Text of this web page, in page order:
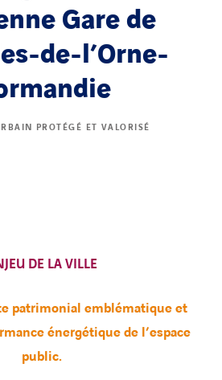
Gare de
de-l’Orne-
PROTÉGÉ ET VALORISÉ
DE LA VILLE
patrimonial emblématique et
énergétique de l’espace
public.